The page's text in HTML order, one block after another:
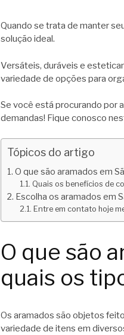
Quando se trata de manter
solução ideal.
Versáteis, duráveis e
variedade de opções para
Se você está procurando por
demandas! Fique conosco
Tópicos do artigo
O que são aramados em
Quais os benefícios de
Escolha os aramados em
Entre em contato hoje
O que são
quais os
Os aramados são objetos
variedade de itens em